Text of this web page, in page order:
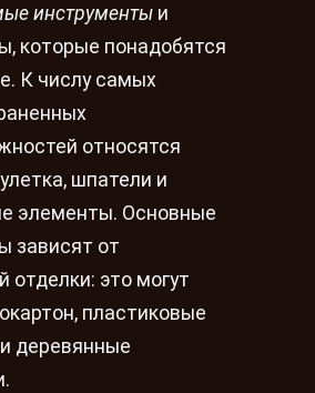
инструменты и
которые понадобятся
К числу самых
относятся
шпатели и
элементы. Основные
зависят от
отделки: это могут
пластиковые
деревянные